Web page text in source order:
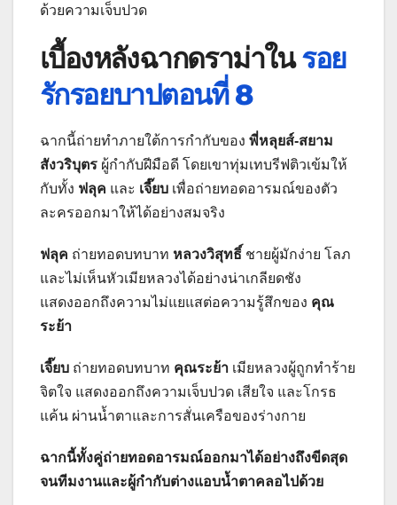
ด้วยความเจ็บปวด
เบื้องหลังฉากดราม่าใน รอย
รักรอยบาปตอนที่ 8
ฉากนี้ถ่ายทำภายใต้การกำกับของ พี่หลุยส์-สยาม
สังวริบุตร ผู้กำกับฝีมือดี โดยเขาทุ่มเทบรีฟติวเข้มให้
กับทั้ง ฟลุค และ เจี๊ยบ เพื่อถ่ายทอดอารมณ์ของตัว
ละครออกมาให้ได้อย่างสมจริง
ฟลุค ถ่ายทอดบทบาท หลวงวิสุทธิ์ ชายผู้มักง่าย โลภ
และไม่เห็นหัวเมียหลวงได้อย่างน่าเกลียดชัง
แสดงออกถึงความไม่แยแสต่อความรู้สึกของ คุณ
ระย้า
เจี๊ยบ ถ่ายทอดบทบาท คุณระย้า เมียหลวงผู้ถูกทำร้าย
จิตใจ แสดงออกถึงความเจ็บปวด เสียใจ และโกรธ
แค้น ผ่านน้ำตาและการสั่นเครือของร่างกาย
ฉากนี้ทั้งคู่ถ่ายทอดอารมณ์ออกมาได้อย่างถึงขีดสุด
จนทีมงานและผู้กำกับต่างแอบน้ำตาคลอไปด้วย